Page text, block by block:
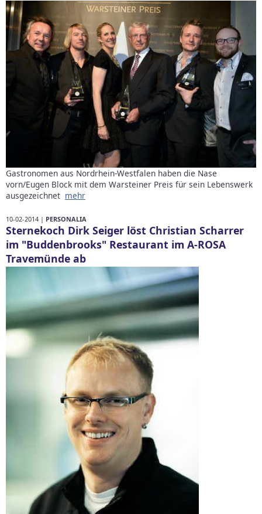
Gastronomen aus Nordrhein-Westfalen haben die Nase
vorn/Eugen Block mit dem Warsteiner Preis für sein Lebenswerk
ausgezeichnet mehr
10-02-2014 | PERSONALIA
Sternekoch Dirk Seiger löst Christian Scharrer
im "Buddenbrooks" Restaurant im A-ROSA
Travemünde ab